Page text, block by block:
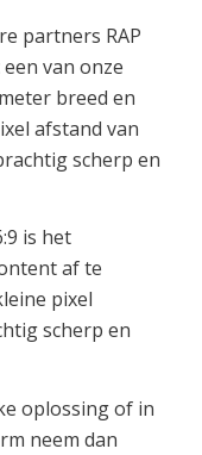
partners RAP
van onze
breed en
afstand van
scherp en
is het
af te
pixel
scherp en
oplossing of in
neem dan